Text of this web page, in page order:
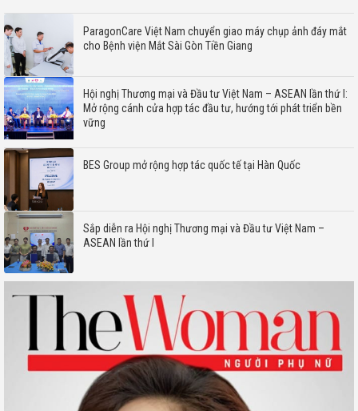
ParagonCare Việt Nam chuyển giao máy chụp ảnh đáy mắt
cho Bệnh viện Mắt Sài Gòn Tiền Giang
Hội nghị Thương mại và Đầu tư Việt Nam – ASEAN lần thứ I:
Mở rộng cánh cửa hợp tác đầu tư, hướng tới phát triển bền
vững
BES Group mở rộng hợp tác quốc tế tại Hàn Quốc
Sắp diễn ra Hội nghị Thương mại và Đầu tư Việt Nam –
ASEAN lần thứ I